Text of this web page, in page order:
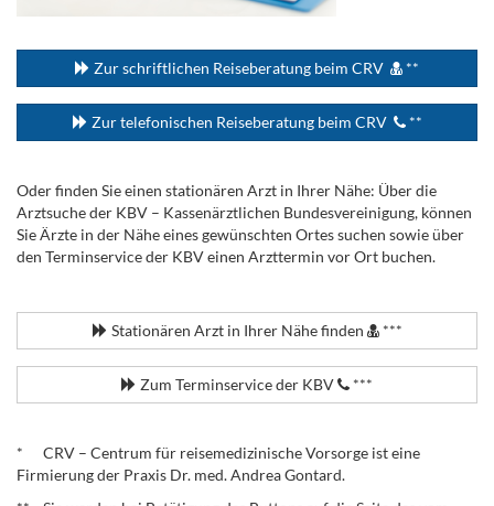
Zur schriftlichen Reiseberatung beim CRV **
Zur telefonischen Reiseberatung beim CRV **
Oder finden Sie einen stationären Arzt in Ihrer Nähe: Über die
Arztsuche der KBV – Kassenärztlichen Bundesvereinigung, können
Sie Ärzte in der Nähe eines gewünschten Ortes suchen sowie über
den Terminservice der KBV einen Arzttermin vor Ort buchen.
Stationären Arzt in Ihrer Nähe finden ***
Zum Terminservice der KBV ***
* CRV – Centrum für reisemedizinische Vorsorge ist eine
Firmierung der Praxis Dr. med. Andrea Gontard.